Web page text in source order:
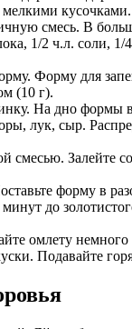
мелкими кусочками.
смесь. В
1/2 ч.л. соли,
Форму для
(10 г).
На дно формы
лук, сыр.
смесью. Залейте
форму в
до
омлету
Подавайте